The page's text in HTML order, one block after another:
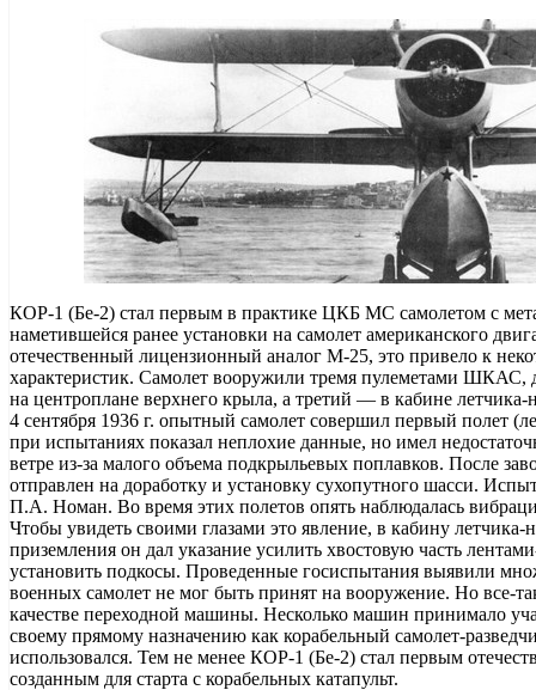
КОР-1 (Бе-2) стал первым в практике ЦКБ МС самолетом с
наметившейся ранее установки на самолет американского
отечественный лицензионный аналог М-25, это привело к
характеристик. Самолет вооружили тремя пулеметами ШКАС,
на центроплане верхнего крыла, а третий — в кабине летчика-
4 сентября 1936 г. опытный самолет совершил первый полет
при испытаниях показал неплохие данные, но имел
ветре из-за малого объема подкрыльевых поплавков. После
отправлен на доработку и установку сухопутного шасси.
П.А. Номан. Во время этих полетов опять наблюдалась
Чтобы увидеть своими глазами это явление, в кабину
приземления он дал указание усилить хвостовую часть
установить подкосы. Проведенные госиспытания выявили
военных самолет не мог быть принят на вооружение. Но все-
качестве переходной машины. Несколько машин принимало
своему прямому назначению как корабельный самолет-
использовался. Тем не менее КОР-1 (Бе-2) стал первым
созданным для старта с корабельных катапульт.